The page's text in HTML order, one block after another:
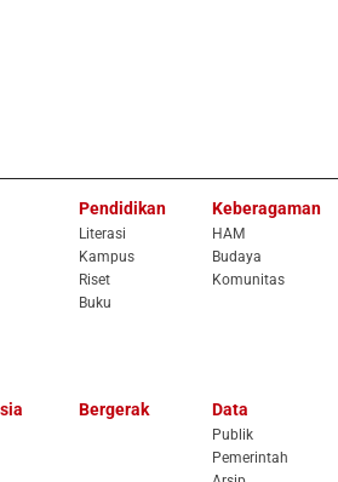
Pendidikan
Literasi
Kampus
Riset
Buku
Keberagaman
HAM
Budaya
Komunitas
Bergerak Data
Publik
Pemerintah